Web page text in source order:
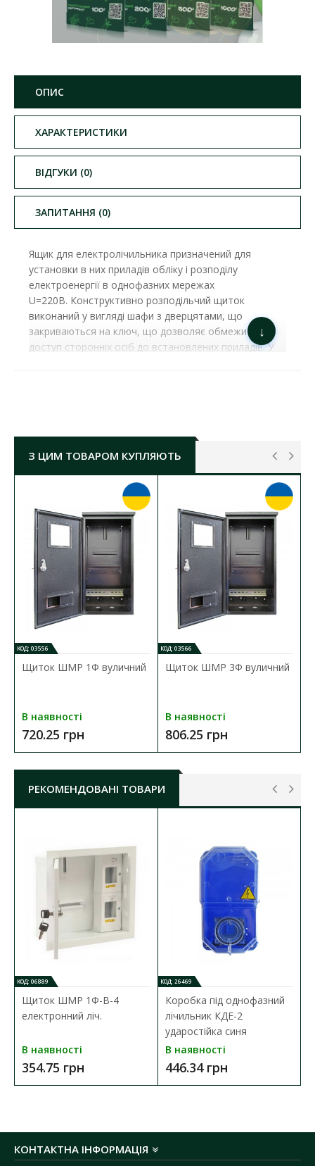
ОПИС
ХАРАКТЕРИСТИКИ
ВІДГУКИ (0)
ЗАПИТАННЯ (0)
Ящик для електролічильника призначений для
установки в них приладів обліку і розподілу
електроенергії в однофазних мережах
U=220В. Конструктивно розподільчий щиток
виконаний у вигляді шафи з дверцятами, що
закриваються на ключ, що дозволяє обмежити
доступ сторонніх осіб до встановлених приладів.У
для електронних лічильників
Кількість модулів:8
Матеріал корпусу:метал
Колір корпусу:білий
Габаритні розміри ГхШхВ:
Ступінь захисту:
↓
З ЦИМ ТОВАРОМ КУПЛЯЮТЬ
КОД: 03556
Щиток ШМР 1Ф вуличний
В наявності
720.25 грн
КОД: 03566
Щиток ШМР 3Ф вуличний
В наявності
806.25 грн
РЕКОМЕНДОВАНІ ТОВАРИ
КОД: 06889
Щиток ШМР 1Ф-В-4
електронний ліч.
В наявності
354.75 грн
КОД: 26469
Коробка під однофазний
лічильник КДЕ-2
ударостійка синя
В наявності
446.34 грн
КОНТАКТНА ІНФОРМАЦІЯ